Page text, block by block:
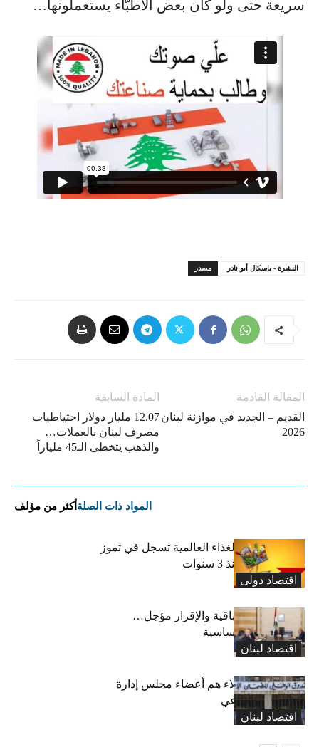
سريعة حتى ولو كان بعض الاطبّاء يستعملونها…
مصدر النشرة - باسكال أبو نادر
المادة السابقة
12.07 مليار دولار احتياطيات
مصرف لبنان بالعملات…
والذهب يتخطى الـ45 ملياراً
المقالة القادمة
القديم – الجديد في موازنة لبنان
2026
المواد ذات الصلة أكثر من مؤلف
اقتصاد دولی
“الفاو”: أسعار الغذاء العالمية تسجل في تموز
أعلى مستوى منذ 3 سنوات
اقتصاد لبنان
رسوم النفايات باقية والإقرار مؤجل…
واستثناء لمواد أساسية
اقتصاد لبنان
بعد 19 عاماً: هؤلاء هم أعضاء مجلس إدارة
الضمان الاجتماعي